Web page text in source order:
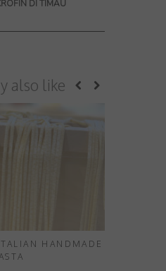
DI TIMAU
also like
HANDMADE